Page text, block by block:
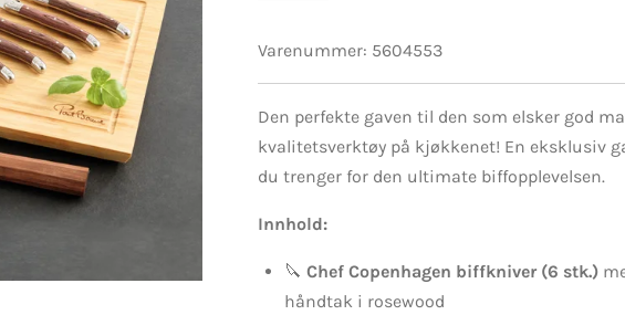
Varenummer: 5604553
Den perfekte gaven til den som elsker god
kvalitetsverktøy på kjøkkenet! En eksklusiv
du trenger for den ultimate biffopplevelsen.
Innhold:
🔪 Chef Copenhagen biffkniver (6 stk.)
håndtak i rosewood